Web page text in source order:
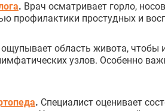
. Врач осматривает горло,
профилактики простудных и
область живота,
узлов. Особенно
. Специалист оценивает